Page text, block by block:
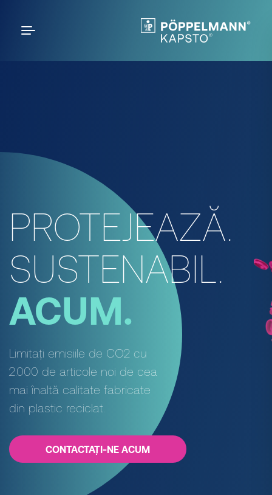
PROTEJEAZĂ.
SUSTENABIL.
ACUM.
Limitați emisiile de CO2 cu
2.000 de articole noi de cea
mai înaltă calitate fabricate
din plastic reciclat.
CONTACTAȚI-NE ACUM